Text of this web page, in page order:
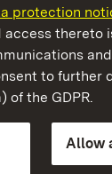
protection
thereto
to further
of the GDPR.
Allow
of Baden-